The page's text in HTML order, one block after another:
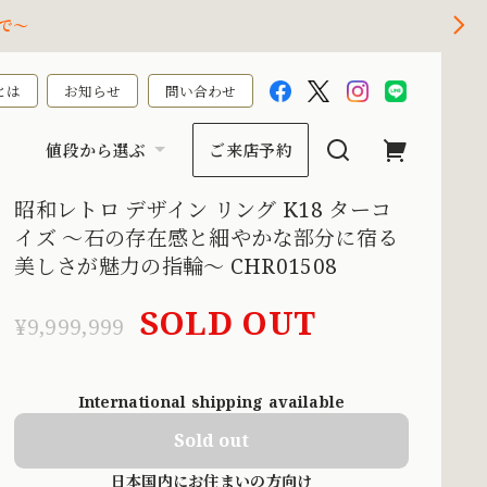
～
は お知らせ 問い合わせ
値段から選ぶ ご来店予約
昭和レトロ デザイン リング K18 ターコ
イズ 〜石の存在感と細やかな部分に宿る
美しさが魅力の指輪〜 CHR01508
¥9,999,999 SOLD OUT
International shipping available
Sold out
日本国内にお住まいの方向け